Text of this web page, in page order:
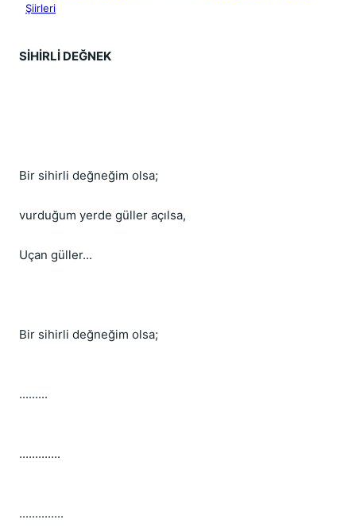
Şiirleri
SİHİRLİ DEĞNEK
Bir sihirli değneğim olsa;
vurduğum yerde güller açılsa,
Uçan güller...
Bir sihirli değneğim olsa;
.........
.............
..............